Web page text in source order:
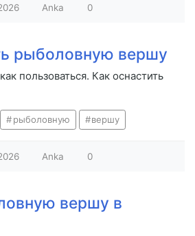
Anka 0
рыболовную вершу
пользоваться. Как оснастить
рыболовную вершу
Anka 0
вершу в